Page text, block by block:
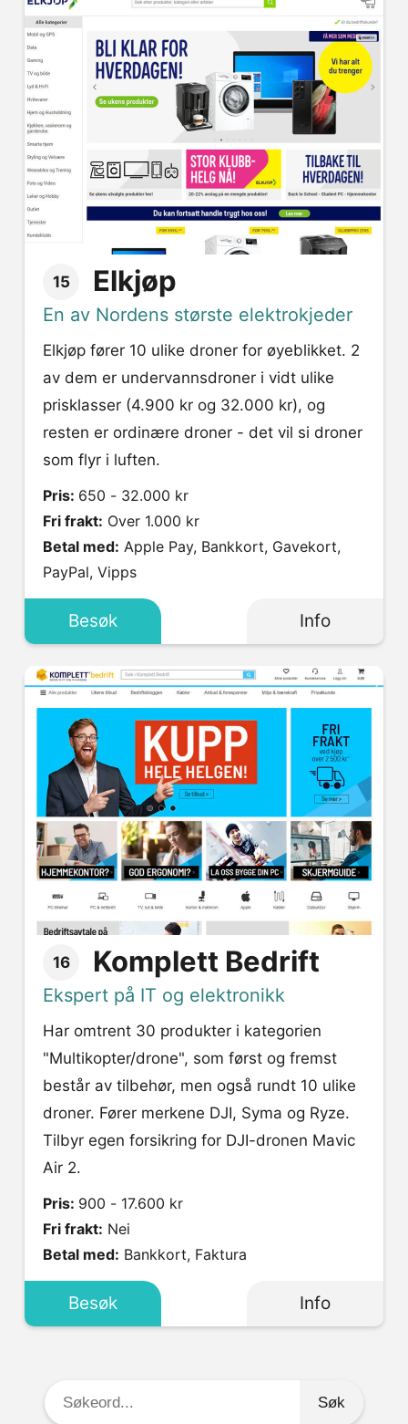
15 Elkjøp
En av Nordens største elektrokjeder
Elkjøp fører 10 ulike droner for øyeblikket. 2
av dem er undervannsdroner i vidt ulike
prisklasser (4.900 kr og 32.000 kr), og
resten er ordinære droner - det vil si droner
som flyr i luften.
Pris: 650 - 32.000 kr
Fri frakt: Over 1.000 kr
Betal med:
PayPal, Vipps
Besøk Info
16 Komplett Bedrift
Ekspert på IT og elektronikk
Har omtrent 30 produkter i kategorien
"Multikopter/drone", som først og fremst
består av tilbehør, men også rundt 10 ulike
droner. Fører merkene DJI, Syma og Ryze.
Tilbyr egen forsikring for DJI-dronen Mavic
Air 2.
Pris: 900 - 17.600 kr
Fri frakt: Nei
Betal med: Bankkort, Faktura
Besøk Info
Søkeord: